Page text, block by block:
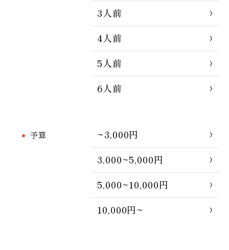
3人前
4人前
5人前
6人前
予算
~3,000円
3,000~5,000円
5,000~10,000円
10,000円~